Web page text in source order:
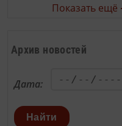
Показать ещё
Архив новостей
Дата:
Найти